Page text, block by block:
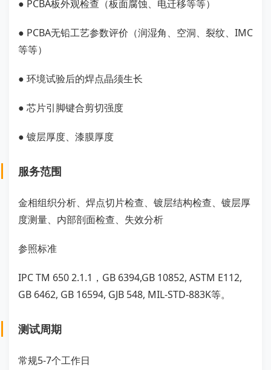
● PCBA板外观检查（板面腐蚀、电迁移等等）
● PCBA无铅工艺参数评价（润湿角、空洞、裂纹、IMC
等等）
● 环境试验后的焊点晶须生长
● 芯片引脚键合剪切强度
● 镀层厚度、漆膜厚度
服务范围
金相组织分析、焊点切片检查、镀层结构检查、镀层厚
度测量、内部剖面检查、失效分析
参照标准
IPC TM 650 2.1.1，GB 6394,GB 10852, ASTM E112,
GB 6462, GB 16594, GJB 548, MIL-STD-883K等。
测试周期
常规5-7个工作日